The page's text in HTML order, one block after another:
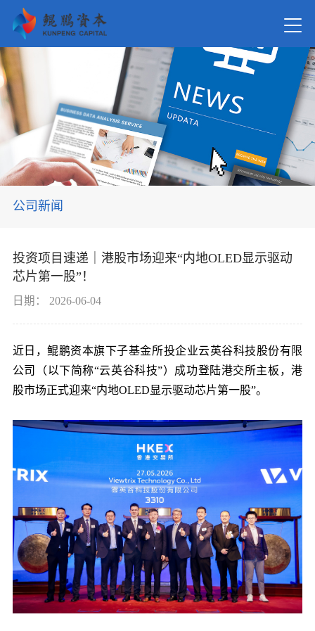
关于我
新闻资
党的建
联系我
公司新闻
投资项目速递｜港股市场迎来“内地OLED显示驱动
芯片第一股”！
日期： 2026-06-04
近日，鲲鹏资本旗下子基金所投企业云英谷科技股份有限
公司（以下简称“云英谷科技”）成功登陆港交所主板，港
股市场正式迎来“内地OLED显示驱动芯片第一股”。